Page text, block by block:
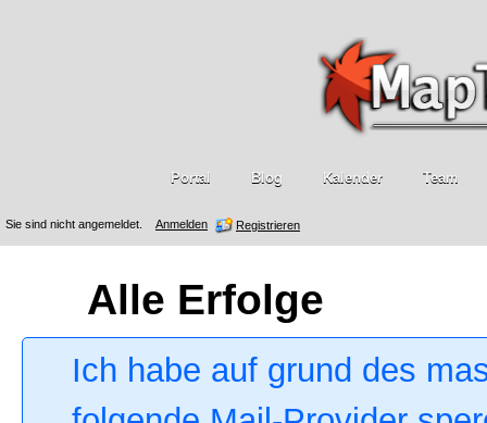
Sie sind nicht angemeldet. Anmelden Registrieren
Portal Blog Kalender Team
Alle Erfolge
Ich habe auf grund des